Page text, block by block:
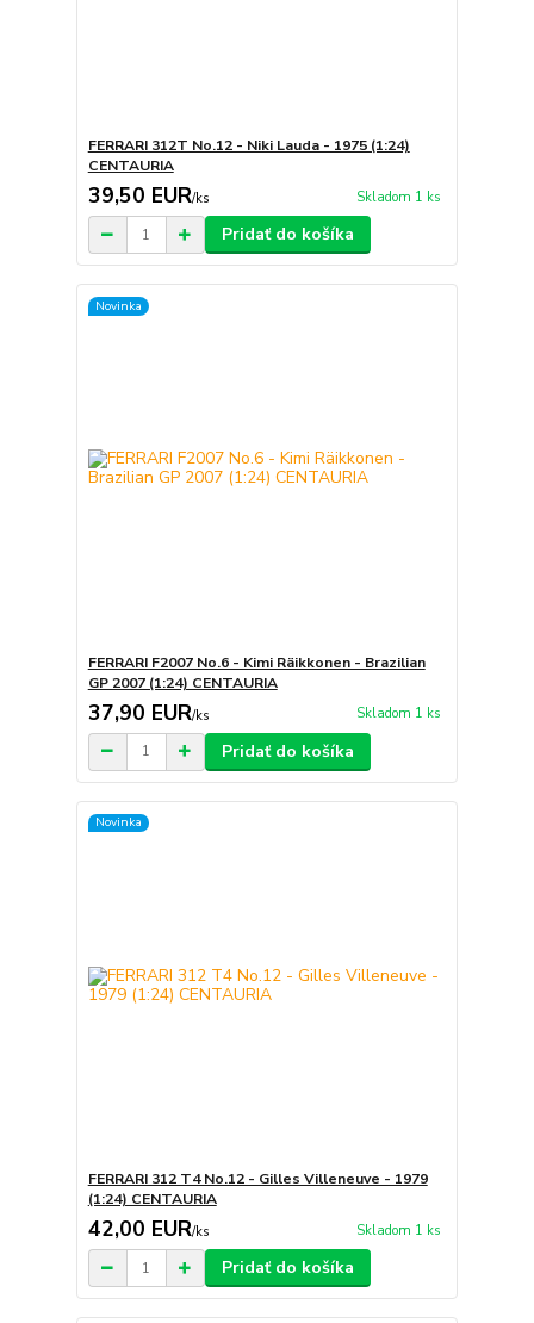
FERRARI 312T No.12 - Niki Lauda - 1975 (1:24)
CENTAURIA
39,50 EUR/ks Skladom 1 ks
Pridať do košíka
Novinka
FERRARI F2007 No.6 - Kimi Räikkonen - Brazilian
GP 2007 (1:24) CENTAURIA
37,90 EUR/ks Skladom 1 ks
Pridať do košíka
Novinka
FERRARI 312 T4 No.12 - Gilles Villeneuve - 1979
(1:24) CENTAURIA
42,00 EUR/ks Skladom 1 ks
Pridať do košíka